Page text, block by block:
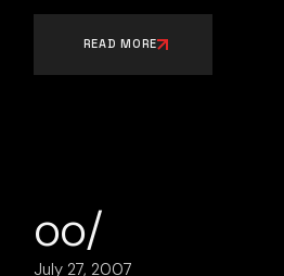
READ MORE
oo/
July 27, 2007